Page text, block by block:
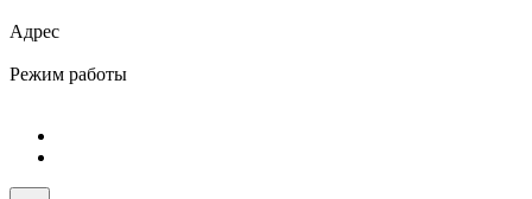
Адрес
Режим работы